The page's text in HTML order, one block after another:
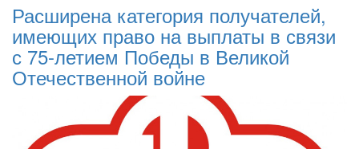
Расширена категория получателей,
имеющих право на выплаты в связи
с 75-летием Победы в Великой
Отечественной войне